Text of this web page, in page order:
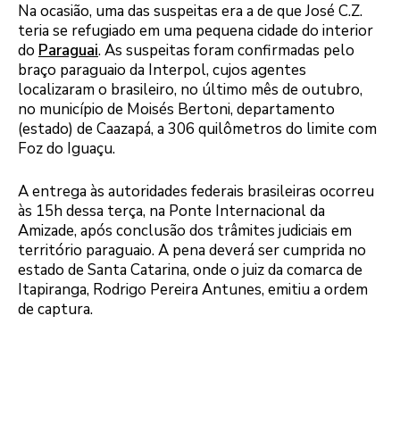
Na ocasião, uma das suspeitas era a de que José C.Z.
teria se refugiado em uma pequena cidade do interior
do Paraguai. As suspeitas foram confirmadas pelo
braço paraguaio da Interpol, cujos agentes
localizaram o brasileiro, no último mês de outubro,
no município de Moisés Bertoni, departamento
(estado) de Caazapá, a 306 quilômetros do limite com
Foz do Iguaçu.
A entrega às autoridades federais brasileiras ocorreu
às 15h dessa terça, na Ponte Internacional da
Amizade, após conclusão dos trâmites judiciais em
território paraguaio. A pena deverá ser cumprida no
estado de Santa Catarina, onde o juiz da comarca de
Itapiranga, Rodrigo Pereira Antunes, emitiu a ordem
de captura.